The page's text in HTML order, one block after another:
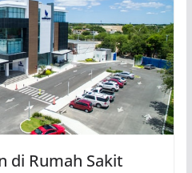
di Rumah Sakit